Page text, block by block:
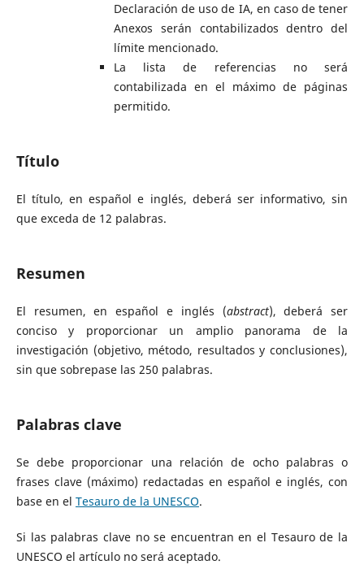
Declaración de uso de IA, en caso de tener
Anexos serán contabilizados dentro del
límite mencionado.
La lista de referencias no será
contabilizada en el máximo de páginas
permitido.
Tí­tulo
El título, en español e inglés, deberá ser informativo, sin
que exceda de 12 palabras.
Resumen
El resumen, en español e inglés (abstract), deberá ser
conciso y proporcionar un amplio panorama de la
investigación (objetivo, método, resultados y conclusiones),
sin que sobrepase las 250 palabras.
Palabras clave
Se debe proporcionar una relación de ocho palabras o
frases clave (máximo) redactadas en español e inglés, con
base en el Tesauro de la UNESCO.
Si las palabras clave no se encuentran en el Tesauro de la
UNESCO el artículo no será aceptado.